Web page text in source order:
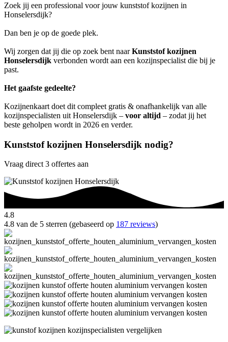
Zoek jij een professional voor jouw kunststof kozijnen in
Honselersdijk?
Dan ben je op de goede plek.
Wij zorgen dat jij die op zoek bent naarKunststof kozijnen
Honselersdijk verbonden wordt aan een kozijnspecialist die bij je
past.
Het gaafste gedeelte?
Kozijnenkaart doet dit compleet gratis & onafhankelijk van alle
kozijnspecialisten uit Honselersdijk – voor altijd – zodat jij het
beste geholpen wordt in 2026 en verder.
Kunststof kozijnen Honselersdijk nodig?
Vraag direct 3 offertes aan
4.8
4.8 van de 5 sterren (gebaseerd op 187 reviews)